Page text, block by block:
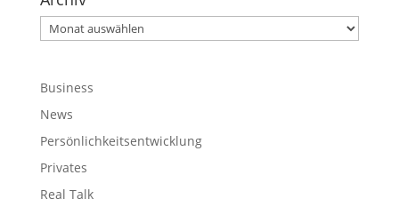
Archiv
Business
News
Persönlichkeitsentwicklung
Privates
Real Talk